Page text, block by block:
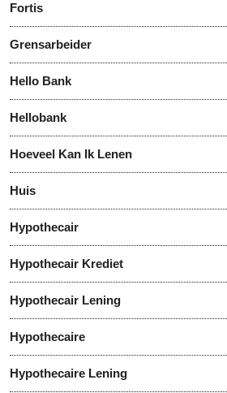
Fortis
Grensarbeider
Hello Bank
Hellobank
Hoeveel Kan Ik Lenen
Huis
Hypothecair
Hypothecair Krediet
Hypothecair Lening
Hypothecaire
Hypothecaire Lening